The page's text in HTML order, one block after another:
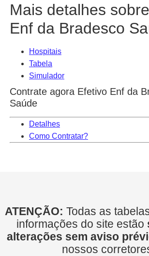
Mais detalhes
Enf da Bradesco
Hospitais
Tabela
Simulador
Contrate agora Efetivo Enf da
Saúde
Detalhes
Como Contratar?
ATENÇÃO: Todas as
informações do site estão
alterações sem aviso
nossos